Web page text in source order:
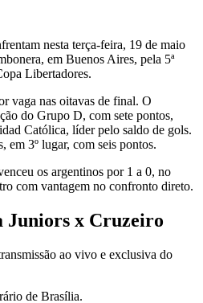
nesta terça-feira, 19 de maio
em Buenos Aires, pela 5ª
Libertadores.
vaga nas oitavas de final. O
do Grupo D, com sete pontos,
Católica, líder pelo saldo de gols.
em 3º lugar, com seis pontos.
os argentinos por 1 a 0, no
com vantagem no confronto direto.
Juniors x Cruzeiro
ao vivo e exclusiva do
de Brasília.